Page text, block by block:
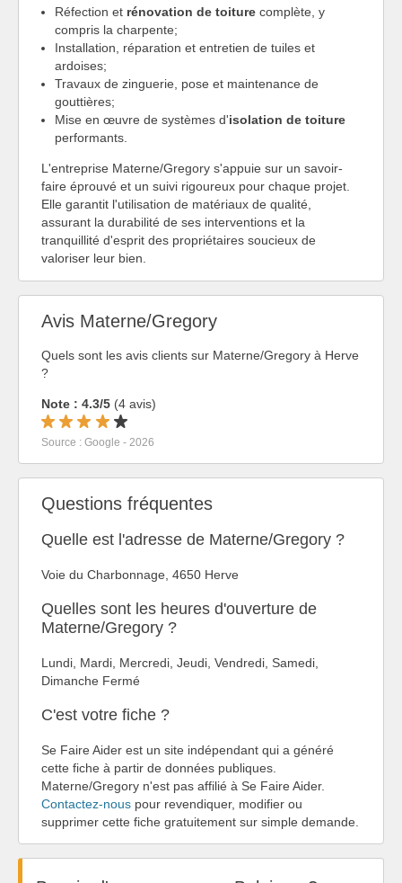
Réfection et rénovation de toiture complète, y
compris la charpente;
Installation, réparation et entretien de tuiles et
ardoises;
Travaux de zinguerie, pose et maintenance de
gouttières;
Mise en œuvre de systèmes d'isolation de toiture
performants.
L'entreprise Materne/Gregory s'appuie sur un savoir-
faire éprouvé et un suivi rigoureux pour chaque projet.
Elle garantit l'utilisation de matériaux de qualité,
assurant la durabilité de ses interventions et la
tranquillité d'esprit des propriétaires soucieux de
valoriser leur bien.
Avis Materne/Gregory
Quels sont les avis clients sur Materne/Gregory à Herve
?
Note : 4.3/5 (4 avis)
Source : Google - 2026
Questions fréquentes
Quelle est l'adresse de Materne/Gregory ?
Voie du Charbonnage, 4650 Herve
Quelles sont les heures d'ouverture de
Materne/Gregory ?
Lundi, Mardi, Mercredi, Jeudi, Vendredi, Samedi,
Dimanche Fermé
C'est votre fiche ?
Se Faire Aider est un site indépendant qui a généré
cette fiche à partir de données publiques.
Materne/Gregory n'est pas affilié à Se Faire Aider.
Contactez-nous pour revendiquer, modifier ou
supprimer cette fiche gratuitement sur simple demande.